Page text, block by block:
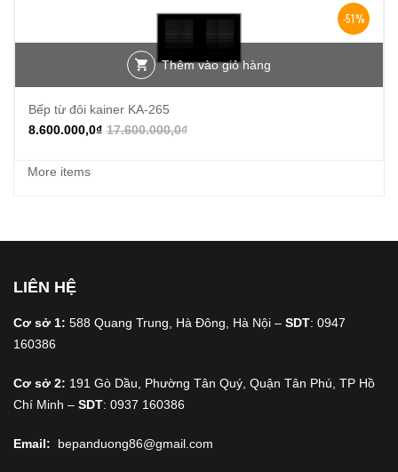
-51%
Thêm vào giỏ hàng
Bếp từ đôi kainer KA-265
17.600.000,0₫
8.600.000,0₫
More items
LIÊN HỆ
Cơ sở 1: 588 Quang Trung, Hà Đông, Hà Nội – SDT: 0947
160386
Cơ sở 2: 191 Gò Dầu, Phường Tân Quý, Quận Tân Phú, TP Hồ
Chí Minh – SDT: 0937 160386
Email: bepanduong86@gmail.com